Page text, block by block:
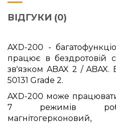
ВІДГУКИ (0)
AXD-200 -
працює в бездротовій
зв'язком ABAX 2 / ABAX.
50131 Grade 2.
AXD-200 може
7 режимів